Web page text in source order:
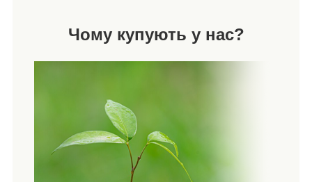
Чому купують у нас?